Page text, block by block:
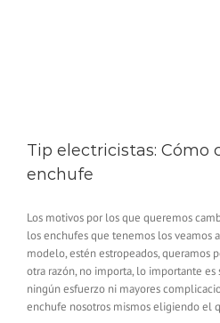
Tip electricistas: Cómo
enchufe
Los motivos por los que queremos
los enchufes que tenemos los veamos
modelo, estén estropeados, queramos
otra razón, no importa, lo importante es
ningún esfuerzo ni mayores
enchufe nosotros mismos eligiendo el